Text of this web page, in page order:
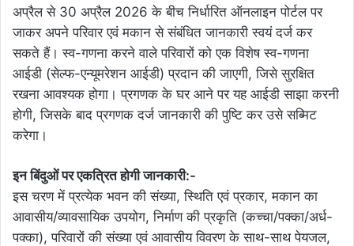
अप्रैल से 30 अप्रैल 2026 के बीच निर्धारित ऑनलाइन पोर्टल पर
जाकर अपने परिवार एवं मकान से संबंधित जानकारी स्वयं दर्ज कर
सकते हैं। स्व-गणना करने वाले परिवारों को एक विशेष स्व-गणना
आईडी (सेल्फ-एन्यूमरेशन आईडी) प्रदान की जाएगी, जिसे सुरक्षित
रखना आवश्यक होगा। प्रगणक के घर आने पर यह आईडी साझा करनी
होगी, जिसके बाद प्रगणक दर्ज जानकारी की पुष्टि कर उसे सब्मिट
करेगा।
इन बिंदुओं पर एकत्रित होगी जानकारी:-
इस चरण में प्रत्येक भवन की संख्या, स्थिति एवं प्रकार, मकान का
आवासीय/व्यावसायिक उपयोग, निर्माण की प्रकृति (कच्चा/पक्का/अर्ध-
पक्का), परिवारों की संख्या एवं आवासीय विवरण के साथ-साथ पेयजल,